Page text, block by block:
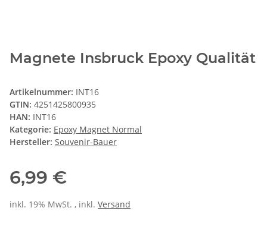
Magnete Insbruck Epoxy Qualität
Artikelnummer: INT16
GTIN: 4251425800935
HAN: INT16
Kategorie: Epoxy Magnet Normal
Hersteller: Souvenir-Bauer
6,99 €
inkl. 19% MwSt. , inkl. Versand